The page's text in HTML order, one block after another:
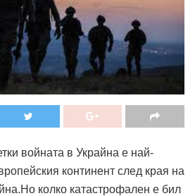
войната в Украйна е най-
континент след края на
колко катастрофален е бил